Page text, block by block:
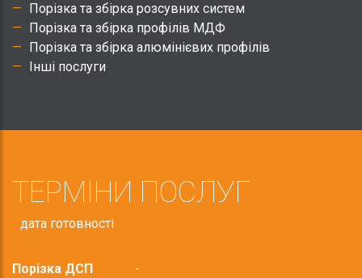
Порізка та збірка розсувних систем
Порізка та збірка профілів МДФ
Порізка та збірка алюмінієвих профілів
Інші послуги
ТЕРМІНИ ПОСЛУГ
дата готовності
Порізка ДСП
-